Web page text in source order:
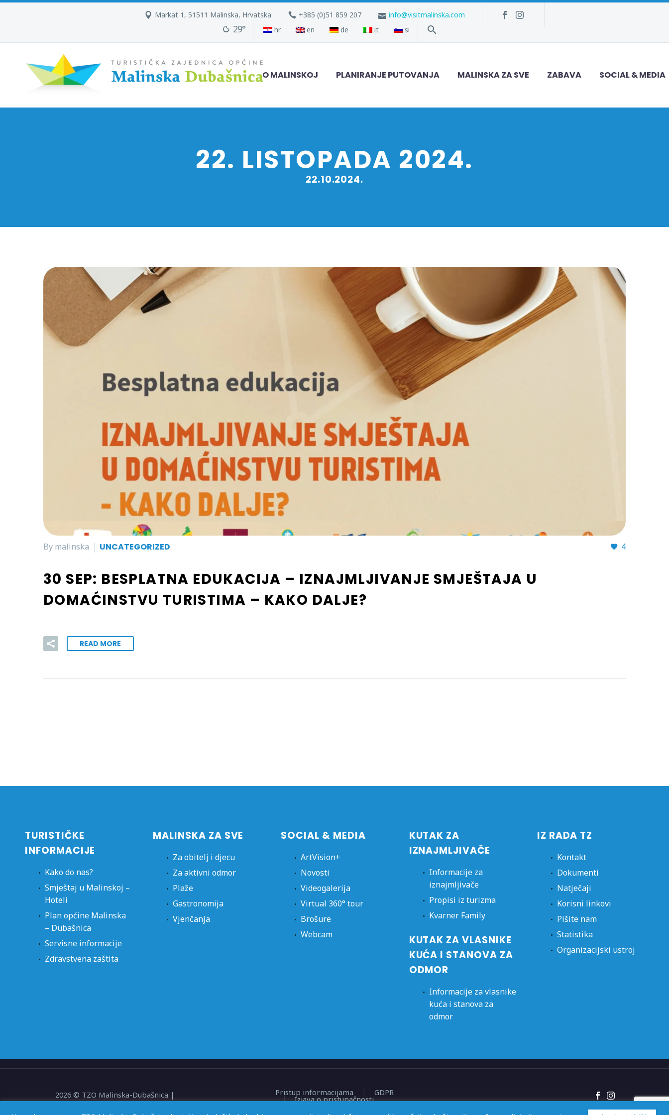
Markat 1, 51511 Malinska, Hrvatska +385 (0)51 859 207 info@visitmalinska.com
29° hr en de it si
O MALINSKOJ PLANIRANJE PUTOVANJA MALINSKA ZA SVE ZABAVA SOCIAL & MEDIA
22. LISTOPADA 2024.
22.10.2024.
4
By malinska UNCATEGORIZED
30 SEP: BESPLATNA EDUKACIJA – IZNAJMLJIVANJE SMJEŠTAJA U
DOMAĆINSTVU TURISTIMA – KAKO DALJE?
READ MORE
TURISTIČKE
INFORMACIJE
Kako do nas?
Smještaj u Malinskoj –
Hoteli
Plan općine Malinska
– Dubašnica
Servisne informacije
Zdravstvena zaštita
MALINSKA ZA SVE
Za obitelj i djecu
Za aktivni odmor
Plaže
Gastronomija
Vjenčanja
SOCIAL & MEDIA
ArtVision+
Novosti
Videogalerija
Virtual 360° tour
Brošure
Webcam
KUTAK ZA
IZNAJMLJIVAČE
Informacije za
iznajmljivače
Propisi iz turizma
Kvarner Family
KUTAK ZA VLASNIKE
KUĆA I STANOVA ZA
ODMOR
Informacije za vlasnike
kuća i stanova za
odmor
IZ RADA TZ
Kontakt
Dokumenti
Natječaji
Korisni linkovi
Pišite nam
Statistika
Organizacijski ustroj
Pristup informacijama GDPR
Izjava o pristupačnosti
2026 © TZO Malinska-Dubašnica |